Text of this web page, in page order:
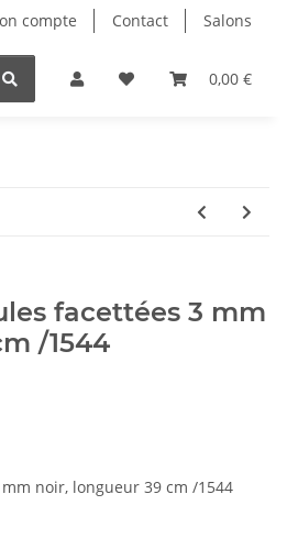
compte Contact Salons
0,00 €
facettées 3 mm
/1544
noir, longueur 39 cm /1544